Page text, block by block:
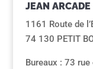
JEAN
1161 Route de
74 130 PETIT
Bureaux : 73